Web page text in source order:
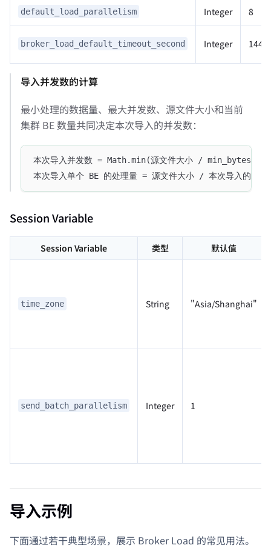
default_load_parallelism Integer 8
broker_load_default_timeout_second Integer
导入并发数的计算
最小处理的数据量、最大并发数、源文件大小和当前
集群 BE 数量共同决定本次导入的并发数：
本次导入并发数 = Math.min(源文件大小 /
本次导入单个 BE 的处理量 = 源文件大小 / 本次导入的并发
Session Variable
Session Variable 类型 默认值
time_zone String "Asia/Shanghai"
send_batch_parallelism Integer 1
导入示例
下面通过若干典型场景，展示 Broker Load 的常见用法。